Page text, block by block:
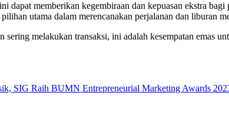
dapat memberikan kegembiraan dan kepuasan ekstra
utama dalam merencanakan perjalanan dan liburan
melakukan transaksi, ini adalah kesempatan emas
SIG Raih BUMN Entrepreneurial Marketing Awards